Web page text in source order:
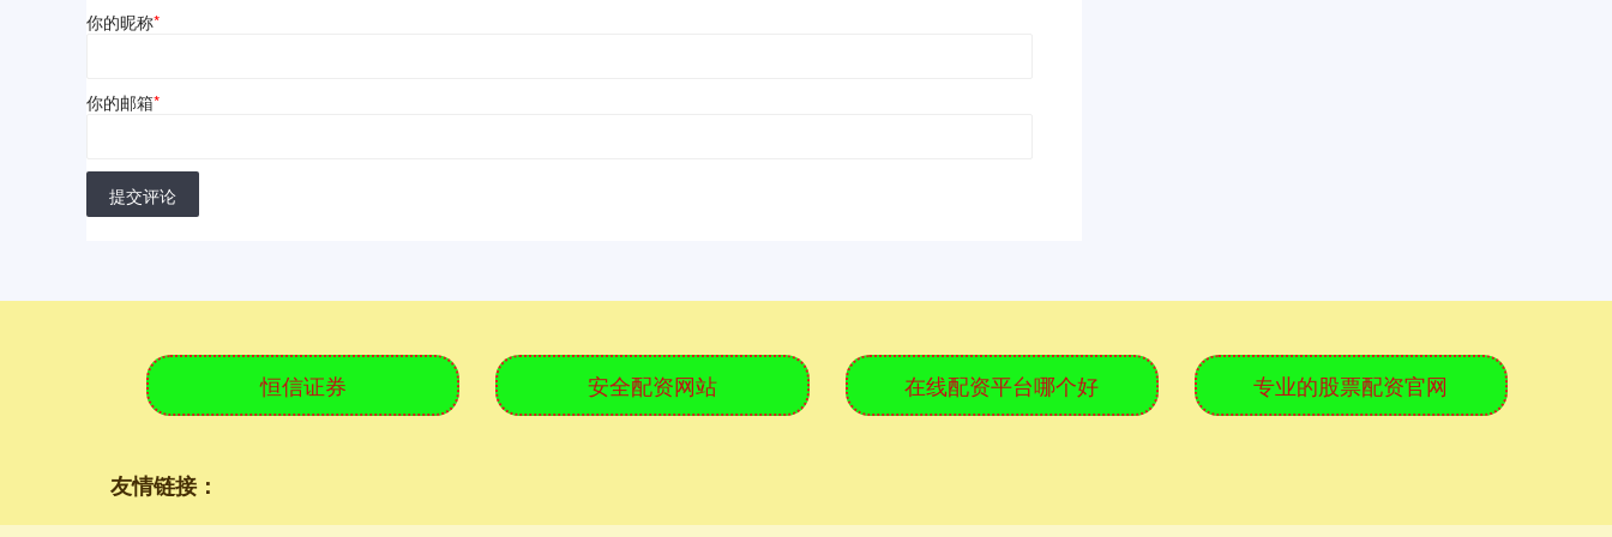
你的昵称*
你的邮箱*
提交评论
恒信证券 安全配资网站 在线配资平台哪个好 专业的股票配资官网
友情链接：